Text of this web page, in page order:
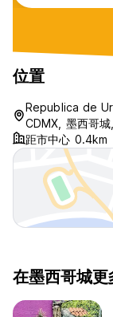
位置
Republica de
CDMX, 墨西哥
距市中心 0.4km
在墨西哥城更